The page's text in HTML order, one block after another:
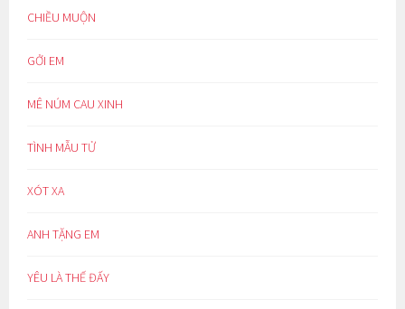
CHIỀU MUỘN
GỞI EM
MÊ NÚM CAU XINH
TÌNH MẪU TỬ
XÓT XA
ANH TẶNG EM
YÊU LÀ THẾ ĐẤY